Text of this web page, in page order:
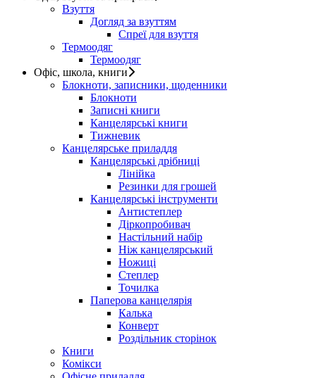
Взуття
Догляд за взуттям
Спреї для взуття
Термоодяг
Термоодяг
Офіс, школа, книги
Блокноти, записники, щоденники
Блокноти
Записні книги
Канцелярські книги
Тижневик
Канцелярське приладдя
Канцелярські дрібниці
Лінійка
Резинки для грошей
Канцелярські інструменти
Антистеплер
Діркопробивач
Настільний набір
Ніж канцелярський
Ножиці
Степлер
Точилка
Паперова канцелярія
Калька
Конверт
Роздільник сторінок
Книги
Комікси